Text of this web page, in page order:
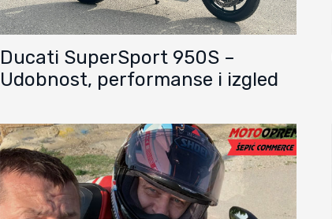
Ducati SuperSport 950S –
Udobnost, performanse i izgled